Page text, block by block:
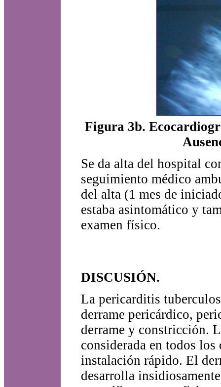
Figura 3b.
Se da alta del hospital
seguimiento médico
del alta (1 mes de
estaba asintomático y
examen físico.
DISCUSIÓN.
La pericarditis
derrame pericárdico,
derrame y constricción.
considerada en todos
instalación rápido. El
desarrolla